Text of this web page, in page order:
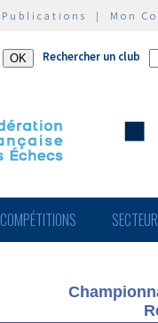
Publications | Mon
Rechercher un club
COMPÉTITIONS